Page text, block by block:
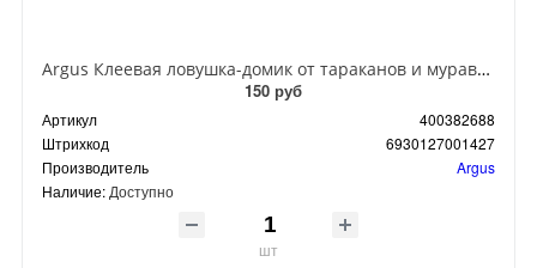
Argus Клеевая ловушка-домик от тараканов и муравьев
150 руб
Артикул
400382688
Штрихкод
6930127001427
Производитель
Argus
Наличие: Доступно
шт